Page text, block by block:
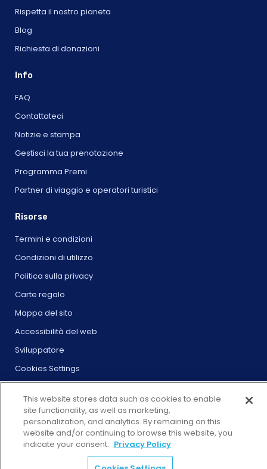
Rispetta il nostro pianeta
Blog
Richiesta di donazioni
Info
FAQ
Contattateci
Notizie e stampa
Gestisci la tua prenotazione
Programma Premi
Partner di viaggio e operatori turistici
Risorse
Termini e condizioni
Condizioni di utilizzo
Politica sulla privacy
Carte regalo
Mappa del sito
Accessibilità del web
Sviluppatore
Cookies Settings
© 2025 City Experiences™
4901 Vineland Rd., Ste. 200, Orlando, FL 32811
This website stores data such as cookies to enable
site functionality, as well as marketing,
personalization, and analytics. By remaining on this
website and/or continuing to browse this website, you
indicate your consent. Privacy Policy